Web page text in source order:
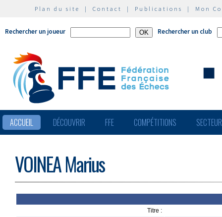
Plan du site | Contact | Publications | Mon
Rechercher un joueur Rechercher un club
ACCUEIL DÉCOUVRIR FFE COMPÉTITIONS
VOINEA Marius
Titre :